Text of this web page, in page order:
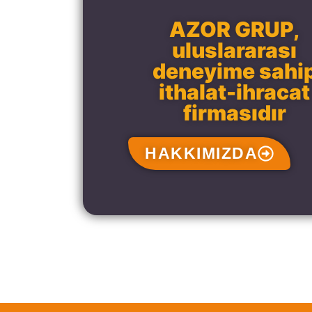
AZOR GRUP,
uluslararası
deneyime
ithalat-ihracat
firmasıdır
HAKKIMIZDA